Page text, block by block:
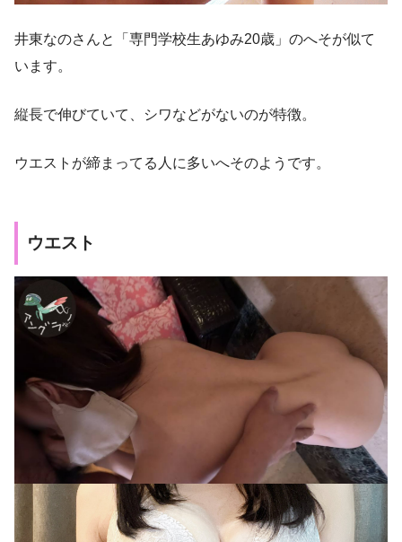
井東なのさんと「専門学校生あゆみ20歳」のへそが似て
います。
縦長で伸びていて、シワなどがないのが特徴。
ウエストが締まってる人に多いへそのようです。
ウエスト